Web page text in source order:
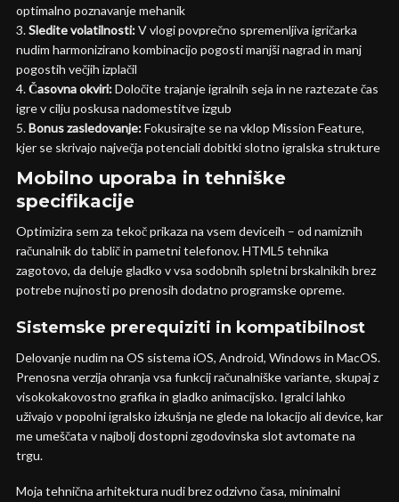
optimalno poznavanje mehanik
Sledite volatilnosti:V vlogi povprečno spremenljiva igričarka
nudim harmonizirano kombinacijo pogosti manjši nagrad in manj
pogostih večjih izplačil
Časovna okviri:Določite trajanje igralnih seja in ne raztezate čas
igre v cilju poskusa nadomestitve izgub
Bonus zasledovanje:Fokusirajte se na vklop Mission Feature,
kjer se skrivajo največja potenciali dobitki slotno igralska strukture
Mobilno uporaba in tehniške
specifikacije
Optimizira sem za tekoč prikaza na vsem deviceih – od namiznih
računalnik do tablič in pametni telefonov. HTML5 tehnika
zagotovo, da deluje gladko v vsa sodobnih spletni brskalnikih brez
potrebe nujnosti po prenosih dodatno programske opreme.
Sistemske prerequiziti in kompatibilnost
Delovanje nudim na OS sistema iOS, Android, Windows in MacOS.
Prenosna verzija ohranja vsa funkcij računalniške variante, skupaj z
visokokakovostno grafika in gladko animacijsko. Igralci lahko
uživajo v popolni igralsko izkušnja ne glede na lokacijo ali device, kar
me umeščata v najbolj dostopni zgodovinska slot avtomate na
trgu.
Moja tehnična arhitektura nudi brez odzivno časa, minimalni